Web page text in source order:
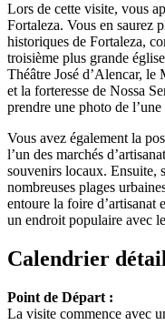
Lors de cette visite, vous
Fortaleza. Vous en saurez
historiques de Fortaleza,
troisième plus grande
Théâtre José d’Alencar, le
et la forteresse de Nossa
prendre une photo de
Vous avez également la
l’un des marchés
souvenirs locaux. Ensuite,
nombreuses plages
entoure la foire d’artisanat
un endroit populaire avec
Calendrier
Point de Départ :
La visite commence avec